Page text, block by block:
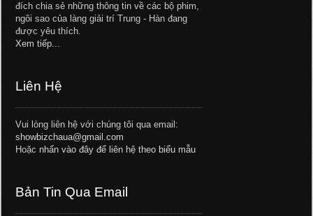
đích chia sẻ những thông tin về các bộ phim,
ngôi sao của làng giải trí Trung - Hàn đang
được yêu thích.
Xem tiếp...
Liên Hệ
Vui lòng liên hệ với chúng tôi qua email:
showbizchaua@gmail.com
Hoặc nhấn vào đây để liên hệ theo biểu mẫu
Bản Tin Qua Email